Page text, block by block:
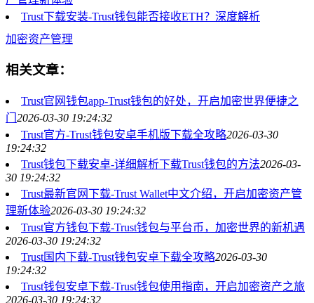
Trust下载安装-Trust钱包能否接收ETH？深度解析
加密资产管理
相关文章：
Trust官网钱包app-Trust钱包的好处，开启加密世界便捷之
门 2026-03-30 19:24:32
Trust官方-Trust钱包安卓手机版下载全攻略2026-03-30
19:24:32
Trust钱包下载安卓-详细解析下载Trust钱包的方法2026-03-
30 19:24:32
Trust最新官网下载-Trust Wallet中文介绍，开启加密资产管
理新体验2026-03-30 19:24:32
Trust官方钱包下载-Trust钱包与平台币，加密世界的新机遇
2026-03-30 19:24:32
Trust国内下载-Trust钱包安卓下载全攻略2026-03-30
19:24:32
Trust钱包安卓下载-Trust钱包使用指南，开启加密资产之旅
2026-03-30 19:24:32